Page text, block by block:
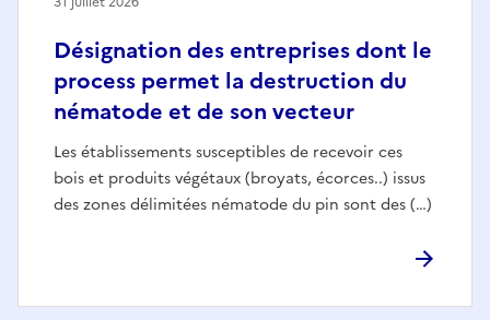
Désignation des entreprises dont le
process permet la destruction du
nématode et de son vecteur
Les établissements susceptibles de recevoir ces
bois et produits végétaux (broyats, écorces..) issus
des zones délimitées nématode du pin sont des (…)